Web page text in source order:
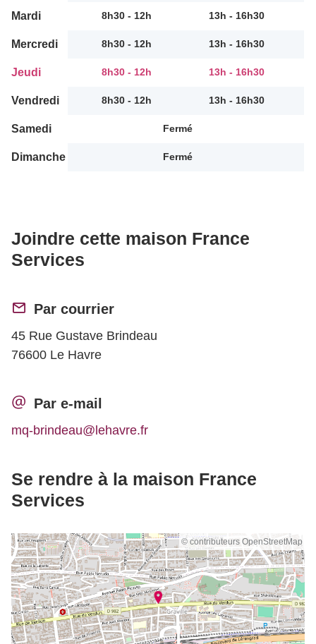
Mardi 8h30 - 12h 13h - 16h30
Mercredi 8h30 - 12h 13h - 16h30
Jeudi 8h30 - 12h 13h - 16h30
Vendredi 8h30 - 12h 13h - 16h30
Samedi Fermé
Dimanche Fermé
Joindre cette maison France
Services
Par courrier
45 Rue Gustave Brindeau
76600 Le Havre
Par e-mail
mq-brindeau@lehavre.fr
Se rendre à la maison France
Services
© contributeurs OpenStreetMap